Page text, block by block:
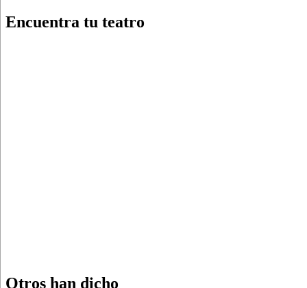
Encuentra tu teatro
Otros han dicho